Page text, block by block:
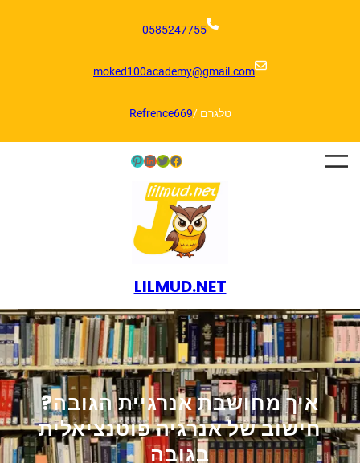
0585247755
moked100academy@gmail.com
טלגרם /Refrence669
Facebook
Twitter
LinkedIn
Pinterest
LILMUD.NET
איך מחושבת אנרגיית הגובה?
חישוב של אנרגיה פוטנציאלית
בגובה